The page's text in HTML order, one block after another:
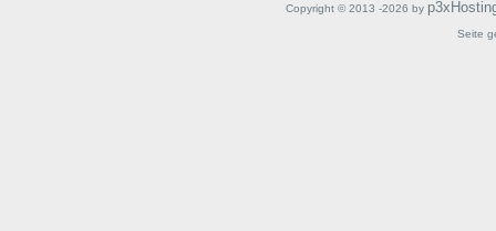
Copyright © 2013 -2026 by
Seite